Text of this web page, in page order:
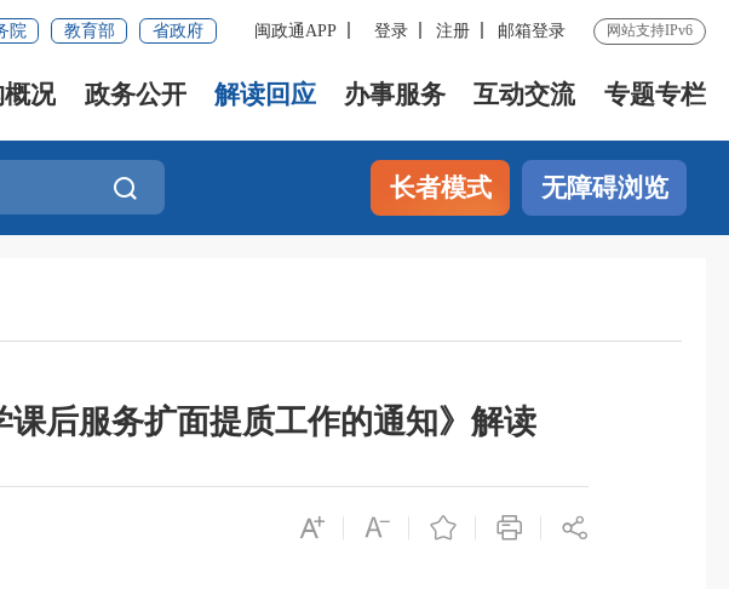
院 教育部 省政府 闽政通APP 登录 注册 邮箱登录 网站支持IPv6
况 政务公开 解读回应 办事服务 互动交流 专题专栏
长者模式 无障碍浏览
课后服务扩面提质工作的通知》解读